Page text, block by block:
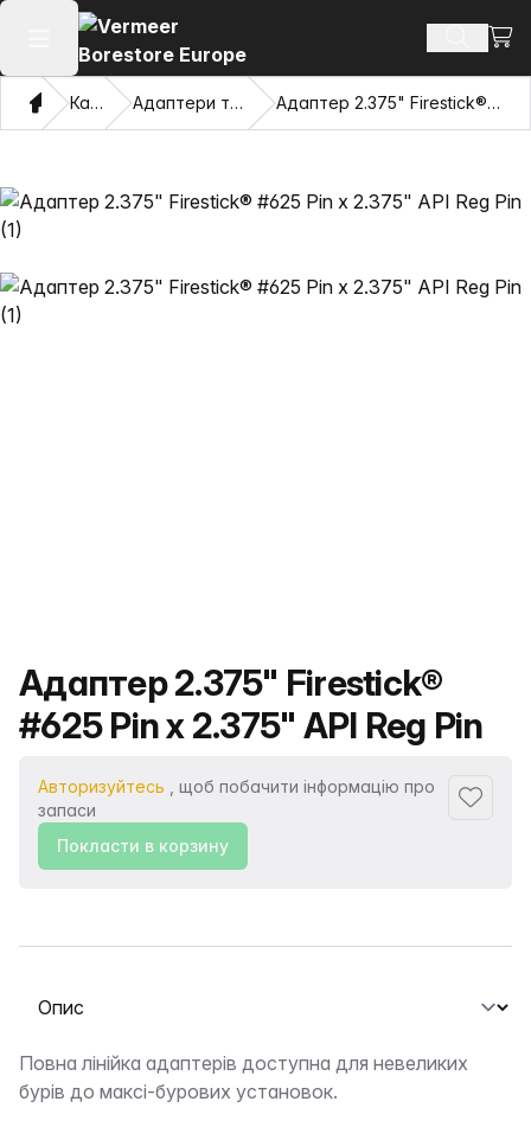
Відкрити головне меню Пошук
Дім Каталог Адаптери та витягувачі очі Адаптер 2.375" Firestick® #625 Pin x 2.375" API Reg Pin
Назва продукту
Адаптер 2.375" Firestick®
#625 Pin x 2.375" API Reg Pin
Авторизуйтесь , щоб побачити інформацію про
запаси
Покласти в корзину
Виберіть вкладку
Опис
Повна лінійка адаптерів доступна для невеликих
бурів до максі-бурових установок.